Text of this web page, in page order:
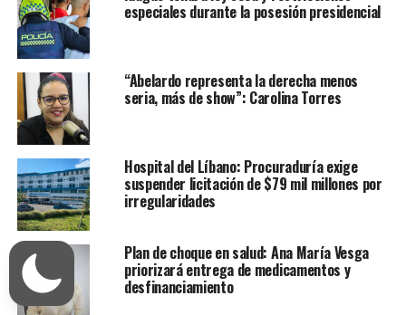
especiales durante la posesión presidencial
“Abelardo representa la derecha menos
seria, más de show”: Carolina Torres
Hospital del Líbano: Procuraduría exige
suspender licitación de $79 mil millones por
irregularidades
Plan de choque en salud: Ana María Vesga
priorizará entrega de medicamentos y
desfinanciamiento